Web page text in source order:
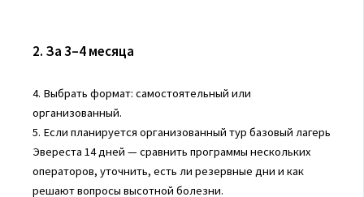
2. За 3–4 месяца
4. Выбрать формат: самостоятельный или
организованный.
5. Если планируется организованный тур базовый лагерь
Эвереста 14 дней — сравнить программы нескольких
операторов, уточнить, есть ли резервные дни и как
решают вопросы высотной болезни.